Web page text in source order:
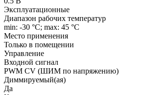
Эксплуатационные
Диапазон рабочих температур
min: -30 °C; max: 45 °C
Место применения
Только в помещении
Управление
Входной сигнал
PWM СV (ШИМ по напряжению)
Диммируемый(ая)
Да